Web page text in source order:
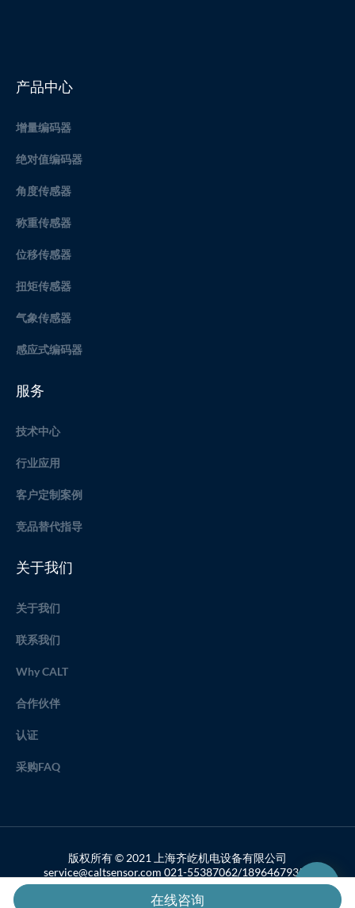
产品中心
增量编码器
绝对值编码器
角度传感器
称重传感器
位移传感器
扭矩传感器
气象传感器
感应式编码器
服务
技术中心
行业应用
客户定制案例
竞品替代指导
关于我们
关于我们
联系我们
Why CALT
合作伙伴
认证
采购FAQ
版权所有 © 2021 上海齐屹机电设备有限公司
service@caltsensor.com 021-55387062/18964679357
备案号：沪ICP备19033459号-2
在线咨询